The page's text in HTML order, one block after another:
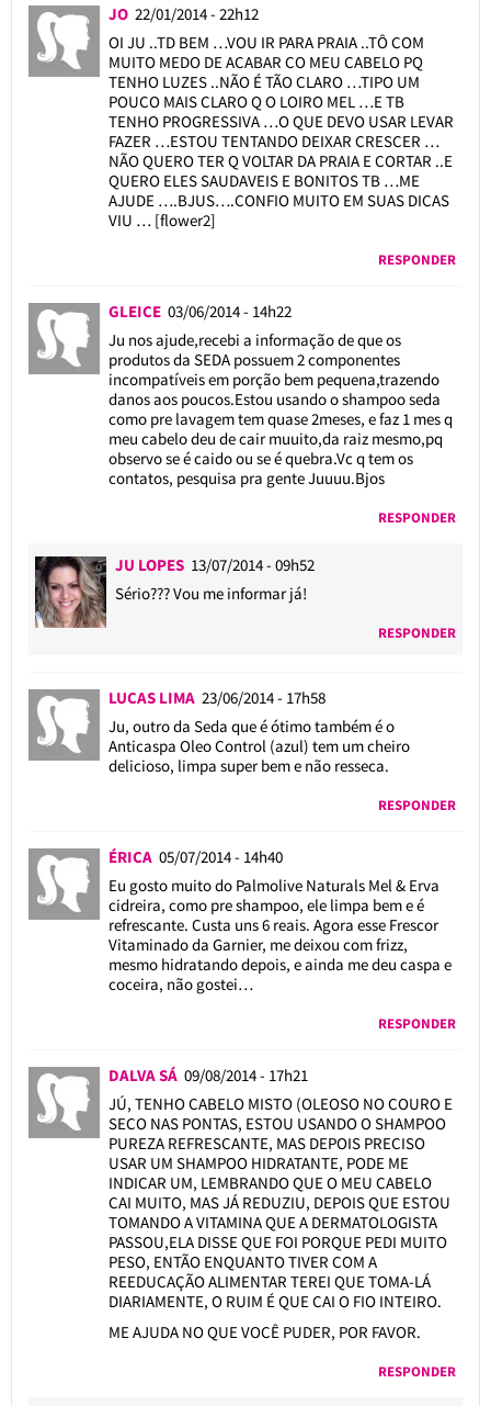
JO 22/01/2014 - 22h12
OI JU ..TD BEM …VOU IR PARA PRAIA ..TÔ COM
MUITO MEDO DE ACABAR CO MEU CABELO PQ
TENHO LUZES ..NÃO É TÃO CLARO …TIPO UM
POUCO MAIS CLARO Q O LOIRO MEL …E TB
TENHO PROGRESSIVA …O QUE DEVO USAR LEVAR
FAZER …ESTOU TENTANDO DEIXAR CRESCER …
NÃO QUERO TER Q VOLTAR DA PRAIA E CORTAR ..E
QUERO ELES SAUDAVEIS E BONITOS TB …ME
AJUDE ….BJUS….CONFIO MUITO EM SUAS DICAS
VIU … [flower2]
RESPONDER
GLEICE 03/06/2014 - 14h22
Ju nos ajude,recebi a informação de que os
produtos da SEDA possuem 2 componentes
incompatíveis em porção bem pequena,trazendo
danos aos poucos.Estou usando o shampoo seda
como pre lavagem tem quase 2meses, e faz 1 mes q
meu cabelo deu de cair muuito,da raiz mesmo,pq
observo se é caido ou se é quebra.Vc q tem os
contatos, pesquisa pra gente Juuuu.Bjos
RESPONDER
JU LOPES 13/07/2014 - 09h52
Sério??? Vou me informar já!
RESPONDER
LUCAS LIMA 23/06/2014 - 17h58
Ju, outro da Seda que é ótimo também é o
Anticaspa Oleo Control (azul) tem um cheiro
delicioso, limpa super bem e não resseca.
RESPONDER
ÉRICA 05/07/2014 - 14h40
Eu gosto muito do Palmolive Naturals Mel & Erva
cidreira, como pre shampoo, ele limpa bem e é
refrescante. Custa uns 6 reais. Agora esse Frescor
Vitaminado da Garnier, me deixou com frizz,
mesmo hidratando depois, e ainda me deu caspa e
coceira, não gostei…
RESPONDER
DALVA SÁ 09/08/2014 - 17h21
JÚ, TENHO CABELO MISTO (OLEOSO NO COURO E
SECO NAS PONTAS, ESTOU USANDO O SHAMPOO
PUREZA REFRESCANTE, MAS DEPOIS PRECISO
USAR UM SHAMPOO HIDRATANTE, PODE ME
INDICAR UM, LEMBRANDO QUE O MEU CABELO
CAI MUITO, MAS JÁ REDUZIU, DEPOIS QUE ESTOU
TOMANDO A VITAMINA QUE A DERMATOLOGISTA
PASSOU,ELA DISSE QUE FOI PORQUE PEDI MUITO
PESO, ENTÃO ENQUANTO TIVER COM A
REEDUCAÇÃO ALIMENTAR TEREI QUE TOMA-LÁ
DIARIAMENTE, O RUIM É QUE CAI O FIO INTEIRO.
ME AJUDA NO QUE VOCÊ PUDER, POR FAVOR.
RESPONDER